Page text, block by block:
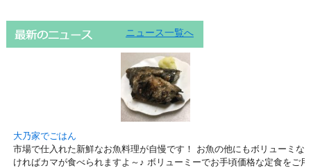
ニュース一覧へ
大乃家でごはん
市場で仕入れた新鮮なお魚料理が自慢です！ お魚の他にもボリューミな
ければカマが食べられますよ～♪ ボリューミーでお手頃価格な定食をご